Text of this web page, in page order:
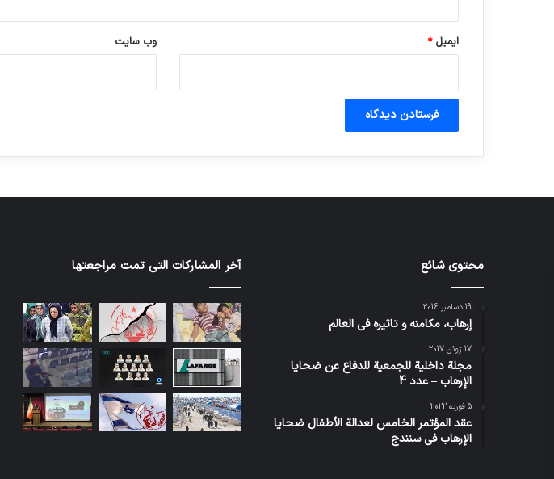
ایمیل* وب‌ سایت
محتوى شائع
19 دسامبر 2016
إرهاب، مكامنه و تاثيره في العالم
17 ژوئن 2017
مجلة داخلية للجمعية للدفاع عن ضحايا
الإرهاب – عدد 4
5 فوریه 2022
عقد المؤتمر الخامس لعدالة الأطفال ضحايا
الإرهاب في سنندج
آخر المشاركات التي تمت مراجعتها